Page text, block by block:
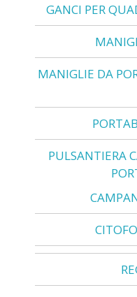
GANCI PER
MANIGLIE DA
PULSANTIERA